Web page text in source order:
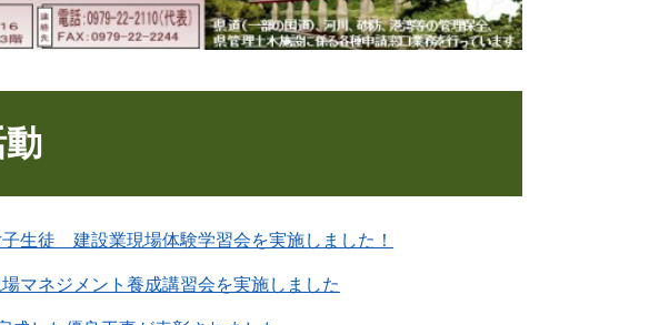
生徒 建設業現場体験学習会を実施しました！
マネジメント養成講習会を実施しました